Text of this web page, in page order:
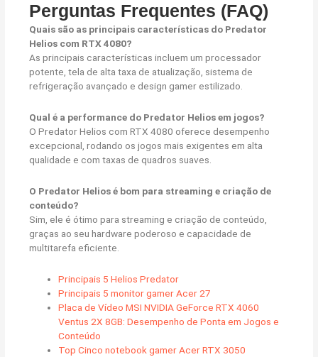
Perguntas Frequentes (FAQ)
Quais são as principais características do Predator
Helios com RTX 4080?
As principais características incluem um processador
potente, tela de alta taxa de atualização, sistema de
refrigeração avançado e design gamer estilizado.
Qual é a performance do Predator Helios em jogos?
O Predator Helios com RTX 4080 oferece desempenho
excepcional, rodando os jogos mais exigentes em alta
qualidade e com taxas de quadros suaves.
O Predator Helios é bom para streaming e criação de
conteúdo?
Sim, ele é ótimo para streaming e criação de conteúdo,
graças ao seu hardware poderoso e capacidade de
multitarefa eficiente.
Principais 5 Helios Predator
Principais 5 monitor gamer Acer 27
Placa de Vídeo MSI NVIDIA GeForce RTX 4060
Ventus 2X 8GB: Desempenho de Ponta em Jogos e
Conteúdo
Top Cinco notebook gamer Acer RTX 3050